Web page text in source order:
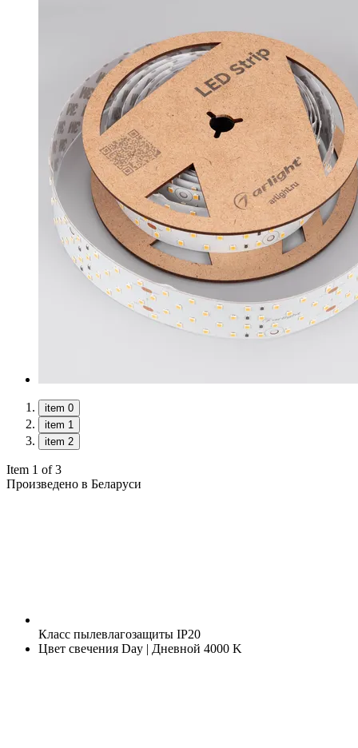
item 0
item 1
item 2
Item 1 of 3
Произведено в Беларуси
Класс пылевлагозащиты IP20
Цвет свечения Day | Дневной 4000 K